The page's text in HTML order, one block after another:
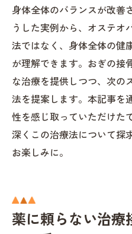
身体全体のバランスが改善
うした実例から、オステオ
法ではなく、身体全体の健
が理解できます。おぎの接
な治療を提供しつつ、次の
法を提案します。本記事を
性を感じ取っていただけた
深くこの治療法について探
お楽しみに。
薬に頼らない治